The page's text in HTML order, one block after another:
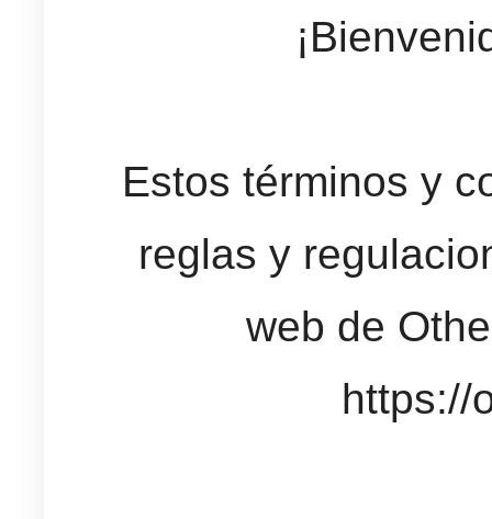
Estos términos y
reglas y
web de
https://